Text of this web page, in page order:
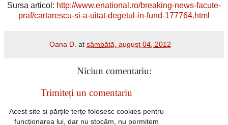
Sursa articol: http://www.enational.ro/breaking-news-facute-
praf/cartarescu-si-a-uitat-degetul-in-fund-177764.html
Oana D. atsâmbătă, august 04, 2012
Niciun comentariu:
Trimiteți un comentariu
Acest site si părțile terțe folosesc cookies pentru
funcționarea lui, dar nu stocăm, nu permitem